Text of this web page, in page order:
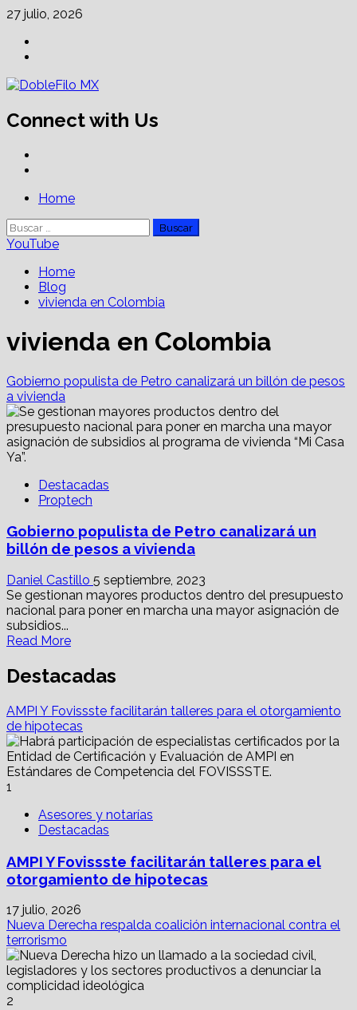
Skip
content
27 julio, 2026
Connect with Us
PrimaryHome
Buscar:
YouTube
Home
Blog
vivienda en Colombia
vivienda en Colombia
Gobierno populista de Petro canalizará un billón de pesos
a vivienda
Destacadas
Proptech
Gobierno populista de Petro canalizará un
billón de pesos a vivienda
Daniel Castillo 5 septiembre, 2023
Se gestionan mayores productos dentro del presupuesto
nacional para poner en marcha una mayor asignación de
subsidios...
Read MoreRead
about
Gobierno
de
Petro
canalizará
un
billón
a
vivienda
Destacadas
AMPI Y Fovissste facilitarán talleres para el otorgamiento
de hipotecas
1
Asesores y notarías
Destacadas
AMPI Y Fovissste facilitarán talleres para el
otorgamiento de hipotecas
17 julio, 2026
Nueva Derecha respalda coalición internacional contra el
terrorismo
2